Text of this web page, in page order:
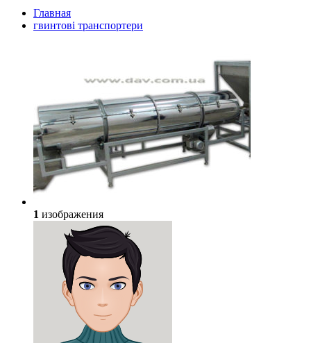
Главная
гвинтові транспортери
1 изображения